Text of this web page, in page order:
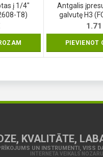
į 1/4″
T8)
Antgalis
galvutę H3
1.71
PIEVIENOT
KVALITĀTE,
UN INSTRUMENTI, VISS
INTERNETA VEIKALS